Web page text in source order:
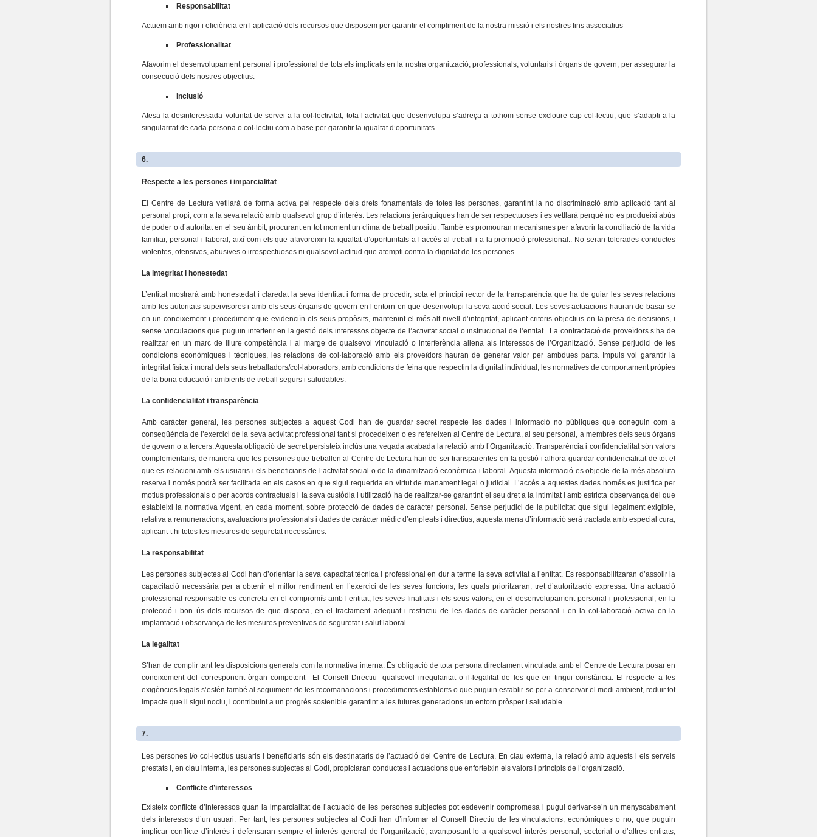
Responsabilitat
Actuem amb rigor i eficiència en l’aplicació dels recursos que disposem per garantir el compliment de la nostra missió i els nostres fins associatius
Professionalitat
Afavorim el desenvolupament personal i professional de tots els implicats en la nostra organització, professionals, voluntaris i òrgans de govern, per assegurar la
consecució dels nostres objectius.
Inclusió
Atesa la desinteressada voluntat de servei a la col·lectivitat, tota l’activitat que desenvolupa s’adreça a tothom sense excloure cap col·lectiu, que s’adapti a la
singularitat de cada persona o col·lectiu com a base per garantir la igualtat d’oportunitats.
6.
Respecte a les persones i imparcialitat
El Centre de Lectura vetllarà de forma activa pel respecte dels drets fonamentals de totes les persones, garantint la no discriminació amb aplicació tant al
personal propi, com a la seva relació amb qualsevol grup d’interès. Les relacions jeràrquiques han de ser respectuoses i es vetllarà perquè no es produeixi abús
de poder o d’autoritat en el seu àmbit, procurant en tot moment un clima de treball positiu. També es promouran mecanismes per afavorir la conciliació de la vida
familiar, personal i laboral, així com els que afavoreixin la igualtat d’oportunitats a l’accés al treball i a la promoció professional.. No seran tolerades conductes
violentes, ofensives, abusives o irrespectuoses ni qualsevol actitud que atempti contra la dignitat de les persones.
La integritat i honestedat
L’entitat mostrarà amb honestedat i claredat la seva identitat i forma de procedir, sota el principi rector de la transparència que ha de guiar les seves relacions
amb les autoritats supervisores i amb els seus òrgans de govern en l’entorn en que desenvolupi la seva acció social. Les seves actuacions hauran de basar-se
en un coneixement i procediment que evidenciïn els seus propòsits, mantenint el més alt nivell d’integritat, aplicant criteris objectius en la presa de decisions, i
sense vinculacions que puguin interferir en la gestió dels interessos objecte de l’activitat social o institucional de l’entitat. La contractació de proveïdors s’ha de
realitzar en un marc de lliure competència i al marge de qualsevol vinculació o interferència aliena als interessos de l’Organització. Sense perjudici de les
condicions econòmiques i tècniques, les relacions de col·laboració amb els proveïdors hauran de generar valor per ambdues parts. Impuls vol garantir la
integritat física i moral dels seus treballadors/col·laboradors, amb condicions de feina que respectin la dignitat individual, les normatives de comportament pròpies
de la bona educació i ambients de treball segurs i saludables.
La confidencialitat i transparència
Amb caràcter general, les persones subjectes a aquest Codi han de guardar secret respecte les dades i informació no públiques que coneguin com a
conseqüència de l’exercici de la seva activitat professional tant si procedeixen o es refereixen al Centre de Lectura, al seu personal, a membres dels seus òrgans
de govern o a tercers. Aquesta obligació de secret persisteix inclús una vegada acabada la relació amb l’Organització. Transparència i confidencialitat són valors
complementaris, de manera que les persones que treballen al Centre de Lectura han de ser transparentes en la gestió i alhora guardar confidencialitat de tot el
que es relacioni amb els usuaris i els beneficiaris de l’activitat social o de la dinamització econòmica i laboral. Aquesta informació es objecte de la més absoluta
reserva i només podrà ser facilitada en els casos en que sigui requerida en virtut de manament legal o judicial. L’accés a aquestes dades només es justifica per
motius professionals o per acords contractuals i la seva custòdia i utilització ha de realitzar-se garantint el seu dret a la intimitat i amb estricta observança del que
estableixi la normativa vigent, en cada moment, sobre protecció de dades de caràcter personal. Sense perjudici de la publicitat que sigui legalment exigible,
relativa a remuneracions, avaluacions professionals i dades de caràcter mèdic d’empleats i directius, aquesta mena d’informació serà tractada amb especial cura,
aplicant-t’hi totes les mesures de seguretat necessàries.
La responsabilitat
Les persones subjectes al Codi han d’orientar la seva capacitat tècnica i professional en dur a terme la seva activitat a l’entitat. Es responsabilitzaran d’assolir la
capacitació necessària per a obtenir el millor rendiment en l’exercici de les seves funcions, les quals prioritzaran, tret d’autorització expressa. Una actuació
professional responsable es concreta en el compromís amb l’entitat, les seves finalitats i els seus valors, en el desenvolupament personal i professional, en la
protecció i bon ús dels recursos de que disposa, en el tractament adequat i restrictiu de les dades de caràcter personal i en la col·laboració activa en la
implantació i observança de les mesures preventives de seguretat i salut laboral.
La legalitat
S’han de complir tant les disposicions generals com la normativa interna. És obligació de tota persona directament vinculada amb el Centre de Lectura posar en
coneixement del corresponent òrgan competent –El Consell Directiu- qualsevol irregularitat o il·legalitat de les que en tingui constància. El respecte a les
exigències legals s’estén també al seguiment de les recomanacions i procediments establerts o que puguin establir-se per a conservar el medi ambient, reduir tot
impacte que li sigui nociu, i contribuint a un progrés sostenible garantint a les futures generacions un entorn pròsper i saludable.
7.
Les persones i/o col·lectius usuaris i beneficiaris són els destinataris de l’actuació del Centre de Lectura. En clau externa, la relació amb aquests i els serveis
prestats i, en clau interna, les persones subjectes al Codi, propiciaran conductes i actuacions que enforteixin els valors i principis de l’organització.
Conflicte d’interessos
Existeix conflicte d’interessos quan la imparcialitat de l’actuació de les persones subjectes pot esdevenir compromesa i pugui derivar-se’n un menyscabament
dels interessos d’un usuari. Per tant, les persones subjectes al Codi han d’informar al Consell Directiu de les vinculacions, econòmiques o no, que puguin
implicar conflicte d’interès i defensaran sempre el interès general de l’organització, avantposant-lo a qualsevol interès personal, sectorial o d’altres entitats,